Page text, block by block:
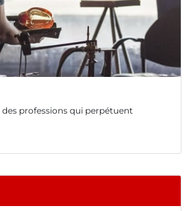
des professions qui perpétuent